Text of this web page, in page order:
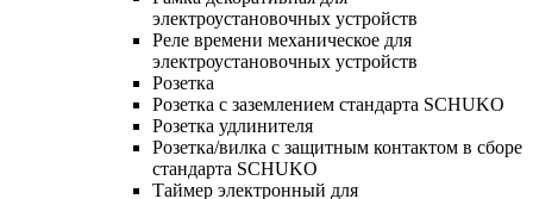
электроустановочных устройств
Реле времени механическое для
электроустановочных устройств
Розетка
Розетка с заземлением стандарта SCHUKO
Розетка удлинителя
Розетка/вилка с защитным контактом в сборе
стандарта SCHUKO
Таймер электронный для